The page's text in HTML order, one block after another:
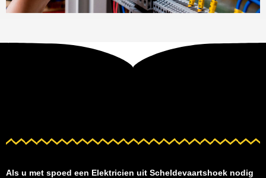
Als u met spoed een Elektricien uit Scheldevaartshoek nodig